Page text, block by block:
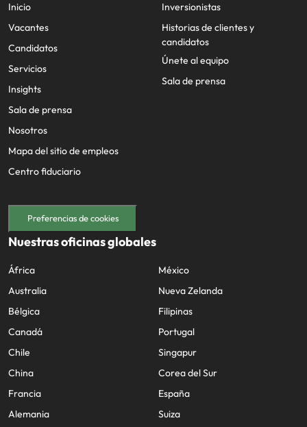
Inicio
Vacantes
Candidatos
Servicios
Insights
Sala de prensa
Nosotros
Mapa del sitio de empleos
Centro fiduciario
Inversionistas
Historias de clientes y
candidatos
Únete al equipo
Sala de prensa
Preferencias de cookies
Nuestras oficinas globales
África
Australia
Bélgica
Canadá
Chile
China
Francia
Alemania
México
Nueva Zelanda
Filipinas
Portugal
Singapur
Corea del Sur
España
Suiza